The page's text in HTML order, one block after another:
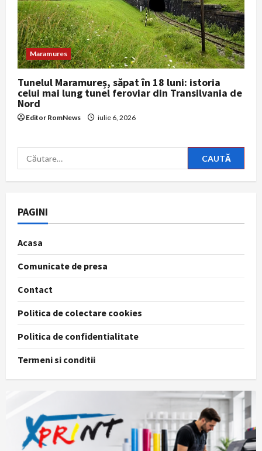
Maramures
Tunelul Maramureș, săpat în 18 luni: istoria
celui mai lung tunel feroviar din Transilvania de
Nord
Editor RomNews iulie 6, 2026
Caută
după:
PAGINI
Acasa
Comunicate de presa
Contact
Politica de colectare cookies
Politica de confidentialitate
Termeni si conditii